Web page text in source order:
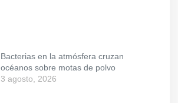
Bacterias en la atmósfera cruzan
océanos sobre motas de polvo
3 agosto, 2026